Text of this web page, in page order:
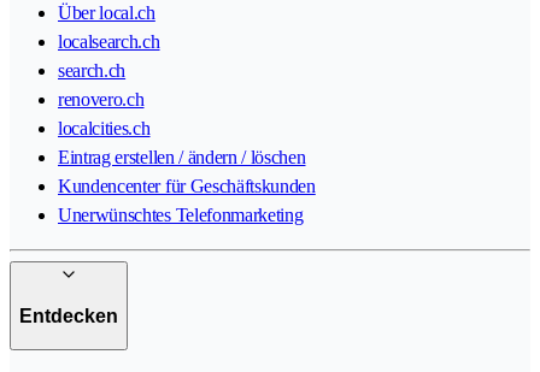
Über local.ch
localsearch.ch
search.ch
renovero.ch
localcities.ch
Eintrag erstellen / ändern / löschen
Kundencenter für Geschäftskunden
Unerwünschtes Telefonmarketing
Entdecken